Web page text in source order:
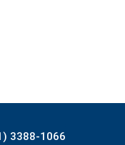
3388-1066